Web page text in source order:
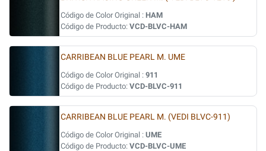
Código de Color Original : HAM
Código de Producto: VCD-BLVC-HAM
CARRIBEAN BLUE PEARL M. UME
Código de Color Original : 911
Código de Producto: VCD-BLVC-911
CARRIBEAN BLUE PEARL M. (VEDI BLVC-911)
Código de Color Original : UME
Código de Producto: VCD-BLVC-UME